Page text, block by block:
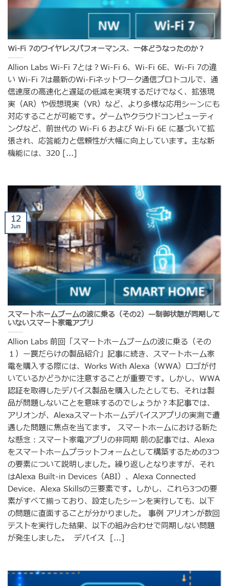
Wi-Fi 7のワイヤレスパフォーマンス、一体どうなったのか？
Allion Labs Wi-Fi 7とは？Wi-Fi 6、Wi-Fi 6E、Wi-Fi 7の違
い Wi-Fi 7は最新のWi-Fiネットワーク通信プロトコルで、通
信速度の高速化と遅延の低減を実現するだけでなく、拡張現
実（AR）や仮想現実（VR）など、より多様な応用シーンにも
対応することが可能です。ゲームやクラウドコンピューティ
ングなど、前世代の Wi-Fi 6 および Wi-Fi 6E に基づいて拡
張され、応答能力と信頼性が大幅に向上しています。主な新
機能には、320 [...]
スマートホームブームの波に乗る（その2）—制御状態が同期して
いないスマート家電アプリ
Allion Labs 前回「スマートホームブームの波に乗る（その
１）ー罠だらけの製品紹介」記事に続き、スマートホーム家
電を購入する際には、Works With Alexa（WWA）ロゴが付
いているかどうかに注意することが重要です。しかし、WWA
認証を取得したデバイス製品を購入したとしても、それは製
品が問題しないことを意味するのでしょうか？本記事では、
アリオンが、Alexaスマートホームデバイスアプリの実測で遭
遇した問題に焦点を当てます。 スマートホームにおける新た
な懸念：スマート家電アプリの非同期 前の記事では、Alexa
をスマートホームプラットフォームとして構築するための3つ
の要素について説明しました。繰り返しとなりますが、それ
はAlexa Built-in Devices（ABI）、Alexa Connected
Device、Alexa Skillsの三要素です。しかし、これら3つの要
素がすべて揃っており、設定したシーンを実行しても、以下
の問題に直面することが分かりました。 事例 アリオンが数回
テストを実行した結果、以下の組み合わせで同期しない問題
が発生しました。 デバイス [...]
12
Jun